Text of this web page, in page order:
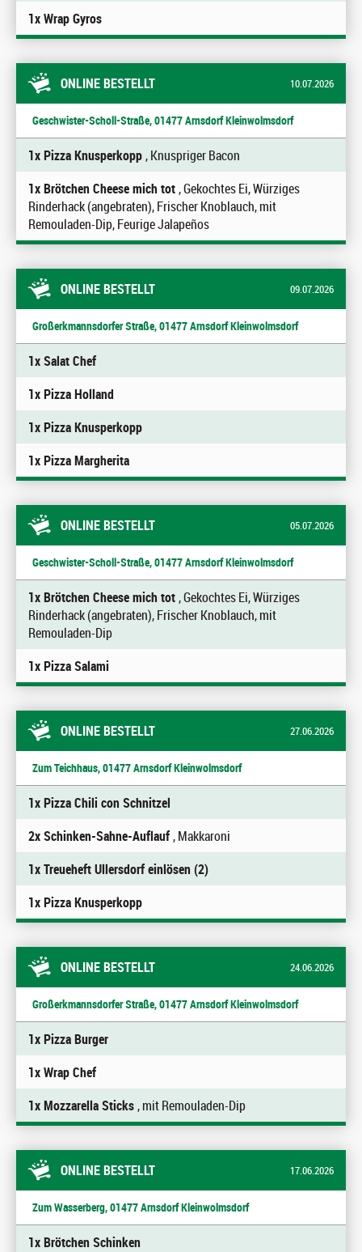
1x Wrap Gyros
ONLINE BESTELLT 10.07.2026
Geschwister-Scholl-Straße, 01477 Arnsdorf Kleinwolmsdorf
1x Pizza Knusperkopp, Knuspriger Bacon
1x Brötchen Cheese mich tot, Gekochtes Ei, Würziges
Rinderhack (angebraten), Frischer Knoblauch, mit
Remouladen-Dip, Feurige Jalapeños
ONLINE BESTELLT 09.07.2026
Großerkmannsdorfer Straße, 01477 Arnsdorf Kleinwolmsdorf
1x Salat Chef
1x Pizza Holland
1x Pizza Knusperkopp
1x Pizza Margherita
ONLINE BESTELLT 05.07.2026
Geschwister-Scholl-Straße, 01477 Arnsdorf Kleinwolmsdorf
1x Brötchen Cheese mich tot, Gekochtes Ei, Würziges
Rinderhack (angebraten), Frischer Knoblauch, mit
Remouladen-Dip
1x Pizza Salami
ONLINE BESTELLT 27.06.2026
Zum Teichhaus, 01477 Arnsdorf Kleinwolmsdorf
1x Pizza Chili con Schnitzel
2x Schinken-Sahne-Auflauf, Makkaroni
1x Treueheft Ullersdorf einlösen (2)
1x Pizza Knusperkopp
ONLINE BESTELLT 24.06.2026
Großerkmannsdorfer Straße, 01477 Arnsdorf Kleinwolmsdorf
1x Pizza Burger
1x Wrap Chef
1x Mozzarella Sticks, mit Remouladen-Dip
ONLINE BESTELLT 17.06.2026
Zum Wasserberg, 01477 Arnsdorf Kleinwolmsdorf
1x Brötchen Schinken